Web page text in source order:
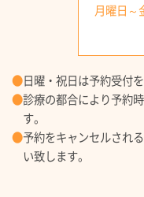
月曜日～
● 日曜・祝日は予約受付
●診療の都合により予約
す。
●予約をキャンセルされ
い致します。